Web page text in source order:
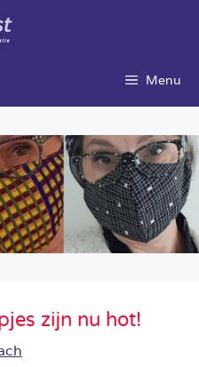
Menu
zijn nu hot!